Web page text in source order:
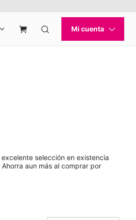
selección en existencia
aun más al comprar por